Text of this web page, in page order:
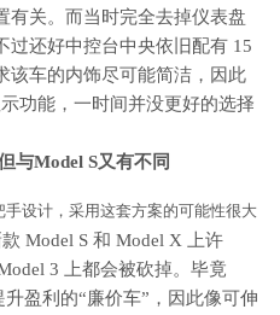
有关。而当时完全去掉仪表盘
过还好中控台中央依旧配有 15
该车的内饰尽可能简洁，因此
功能，一时间并没更好的选择
与Model S又有不同
设计，采用这套方案的可能性很大
Model S 和 Model X 上许
3 上都会被砍掉。毕竟
盈利的“廉价车”，因此像可伸